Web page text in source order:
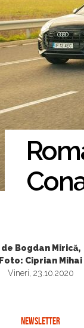
de Bogdan Mirică,
Foto: Ciprian Mihai
Vineri, 23.10.2020
NEWSLETTER